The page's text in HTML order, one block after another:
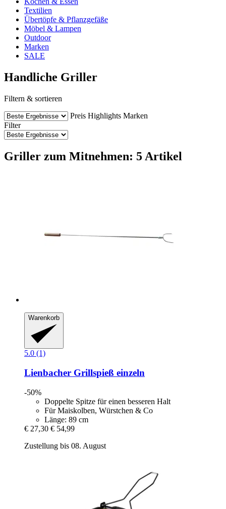
Textilien
Übertöpfe & Pflanzgefäße
Möbel & Lampen
Outdoor
Marken
SALE
Handliche Griller
Filtern & sortieren
Preis Highlights Marken
Filter
Griller zum Mitnehmen: 5 Artikel
Warenkorb
5.0 (1)
Lienbacher Grillspieß einzeln
-50%
Doppelte Spitze für einen besseren Halt
Für Maiskolben, Würstchen & Co
Länge: 89 cm
€ 27,30 € 54,99
Zustellung bis 08. August